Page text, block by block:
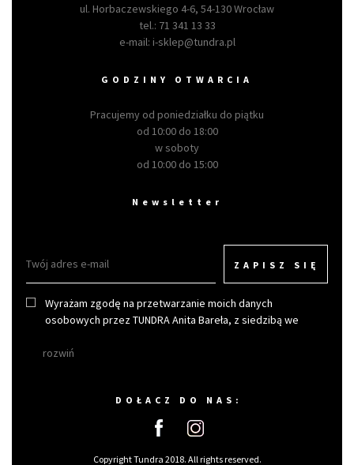
ul. Horbaczewskiego 4-6, 54-130 Wrocław
tel.: 71 341 13 33
e-mail: i-sklep@tundra.pl
GODZINY OTWARCIA
Pracujemy od poniedziałku do piątku
od 10:00 do 18:00
w soboty
od 10:00 do 15:00
Newsletter
ZAPISZ SIĘ
Wyrażam zgodę na przetwarzanie moich danych
osobowych przez TUNDRA Anita Bareła, z siedzibą we
rozwiń
DOŁACZ DO NAS:
Copyright Tundra 2018. All rights reserved.